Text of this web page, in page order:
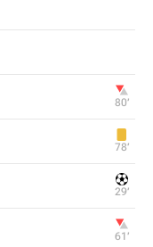
80‎’‎
78‎’‎
29‎’‎
61‎’‎